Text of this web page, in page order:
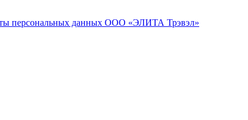
персональных данных ООО «ЭЛИТА Трэвэл»